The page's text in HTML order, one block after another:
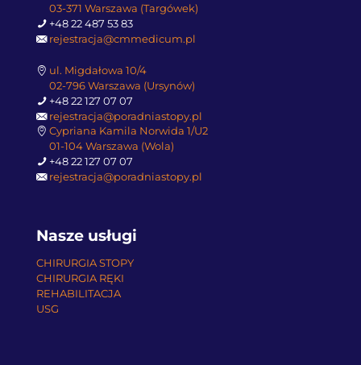
03-371 Warszawa (Targówek)
+48 22 487 53 83
rejestracja@cmmedicum.pl
ul. Migdałowa 10/4
02-796 Warszawa (Ursynów)
+48 22 127 07 07
rejestracja@poradniastopy.pl
Cypriana Kamila Norwida 1/U2
01-104 Warszawa (Wola)
+48 22 127 07 07
rejestracja@poradniastopy.pl
Nasze usługi
CHIRURGIA STOPY
CHIRURGIA RĘKI
REHABILITACJA
USG